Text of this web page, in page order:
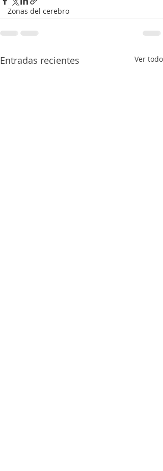
Zonas del cerebro
Entradas recientes Ver todo